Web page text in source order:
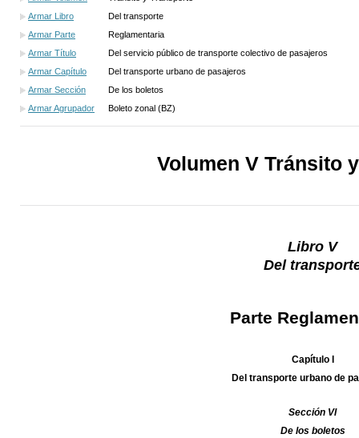
Armar Libro
Del transporte
Armar Parte
Reglamentaria
Armar Título
Del servicio público de transporte colectivo de pasajeros
Armar Capítulo
Del transporte urbano de pasajeros
Armar Sección
De los boletos
Armar Agrupador
Boleto zonal (BZ)
Volumen V Tránsito
Libro V
Del
Parte
Capítulo I
Del transporte urbano de
Sección VI
De los boletos